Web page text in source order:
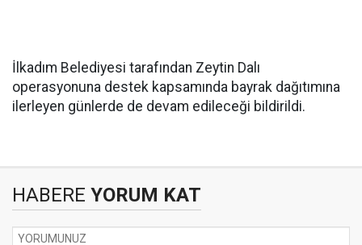
İlkadım Belediyesi tarafından Zeytin Dalı
operasyonuna destek kapsamında bayrak dağıtımına
ilerleyen günlerde de devam edileceği bildirildi.
HABERE YORUM KAT